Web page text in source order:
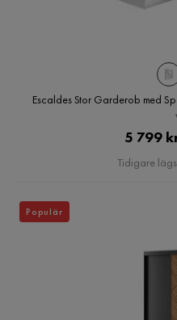
Escaldes Stor Garderob med
5 799
Tidigare
Populär